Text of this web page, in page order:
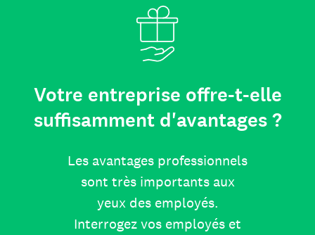
Votre entreprise offre-t-elle
suffisamment d'avantages ?
Les avantages professionnels
sont très importants aux
yeux des employés.
Interrogez vos employés et